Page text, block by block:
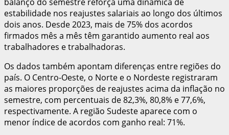
estabilidade nos reajustes salariais ao longo dos últimos
dois anos. Desde 2023, mais de 75% dos acordos
firmados mês a mês têm garantido aumento real aos
trabalhadores e trabalhadoras.
Os dados também apontam diferenças entre regiões do
país. O Centro-Oeste, o Norte e o Nordeste registraram
as maiores proporções de reajustes acima da inflação no
semestre, com percentuais de 82,3%, 80,8% e 77,6%,
respectivamente. A região Sudeste aparece com o
menor índice de acordos com ganho real: 71%.